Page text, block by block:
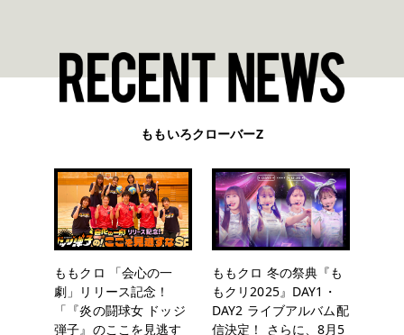
ももいろクローバーZ
ももクロ 「会心の一
劇」リリース記念！
「『炎の闘球女 ドッジ
弾子』のここを見逃す
ももクロ 冬の祭典『も
もクリ2025』DAY1・
DAY2 ライブアルバム配
信決定！ さらに、8月5